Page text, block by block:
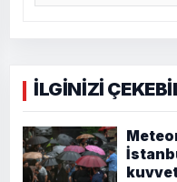
İLGİNİZİ